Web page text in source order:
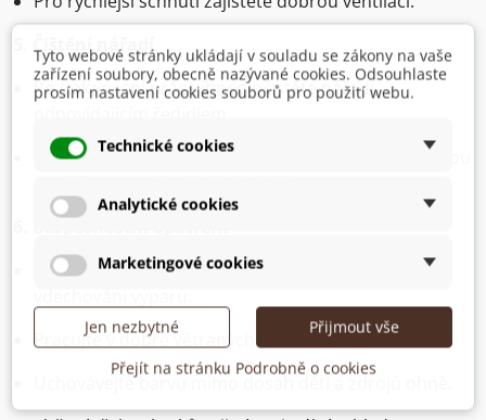
5. Čištění nářadí
Po dokončení práce ihned očistěte nářadí
Štětce a válečky lze čistit ředidlem nebo teplou vodou
Používejte ochranné rukavice, brýle a masku proti
Pracujte v dobře větraných prostorách.
Uchovávejte barvu mimo dosah dětí a zdrojů ohně.
Tyto webové stránky ukládají v souladu se zákony na vaše
zařízení soubory, obecně nazývané cookies. Odsouhlaste
prosím nastavení cookies souborů pro použití webu.
Technické cookies
Analytické cookies
Marketingové cookies
Jen nezbytné
Přijmout vše
Přejít na stránku Podrobně o cookies